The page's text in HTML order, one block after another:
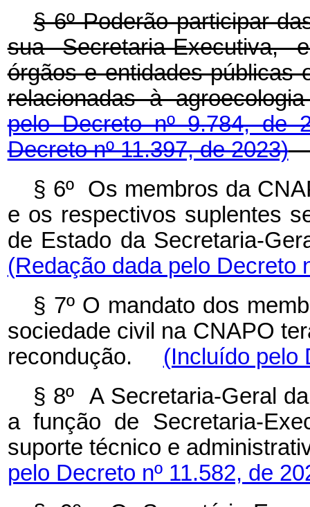
§ 6º Poderão participar
sua Secretaria-Executiva,
órgãos e entidades públicas
relacionadas à
pelo Decreto nº 9.784, de
Decreto nº 11.397, de 2023)
§ 6º Os membros da
e os respectivos suplentes
de Estado da Secretaria-
(Redação dada pelo Decreto
§ 7º O mandato dos
sociedade civil na CNAPO
recondução. (Incluído pelo
§ 8º A Secretaria-Geral
a função de Secretaria-
suporte técnico e
pelo Decreto nº 11.582, de